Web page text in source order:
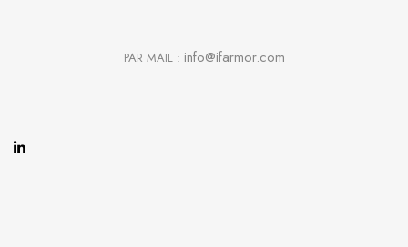
PAR MAIL : info@ifarmor.com